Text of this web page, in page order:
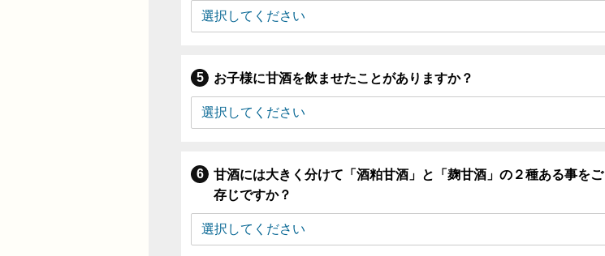
お子様に甘酒を飲ませたことがありますか？
甘酒には大きく分けて「酒粕甘酒」と「麹甘酒」の２種ある事をご
存じですか？